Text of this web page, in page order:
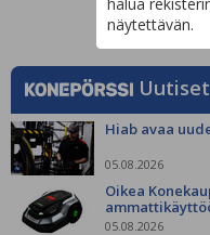
Uutiset
Hiab avaa
05.08.2026
Oikea
05.08.2026
näytettävän.